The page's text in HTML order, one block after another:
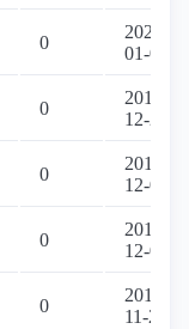
0
2020-
01-07
0
2019-
12-28
0
2019-
12-05
0
2019-
12-03
0
2019-
11-21